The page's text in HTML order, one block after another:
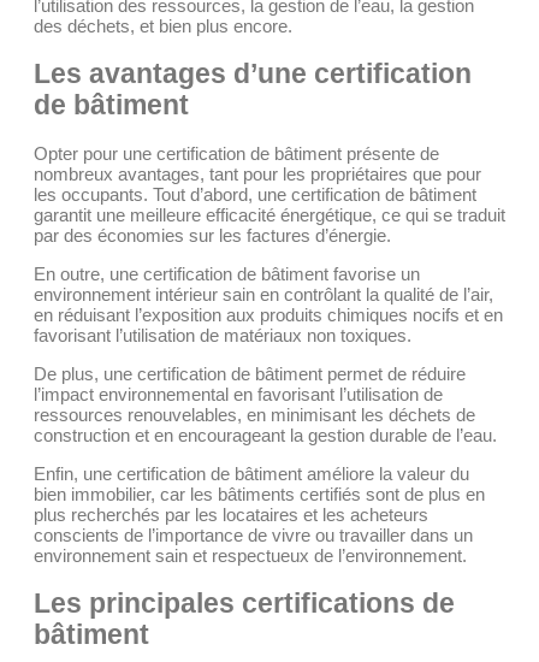
l’utilisation des ressources, la gestion de l’eau, la gestion
des déchets, et bien plus encore.
Les avantages d’une certification
de bâtiment
Opter pour une certification de bâtiment présente de
nombreux avantages, tant pour les propriétaires que pour
les occupants. Tout d’abord, une certification de bâtiment
garantit une meilleure efficacité énergétique, ce qui se traduit
par des économies sur les factures d’énergie.
En outre, une certification de bâtiment favorise un
environnement intérieur sain en contrôlant la qualité de l’air,
en réduisant l’exposition aux produits chimiques nocifs et en
favorisant l’utilisation de matériaux non toxiques.
De plus, une certification de bâtiment permet de réduire
l’impact environnemental en favorisant l’utilisation de
ressources renouvelables, en minimisant les déchets de
construction et en encourageant la gestion durable de l’eau.
Enfin, une certification de bâtiment améliore la valeur du
bien immobilier, car les bâtiments certifiés sont de plus en
plus recherchés par les locataires et les acheteurs
conscients de l’importance de vivre ou travailler dans un
environnement sain et respectueux de l’environnement.
Les principales certifications de
bâtiment